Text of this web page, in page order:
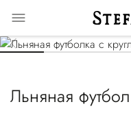
Льняная